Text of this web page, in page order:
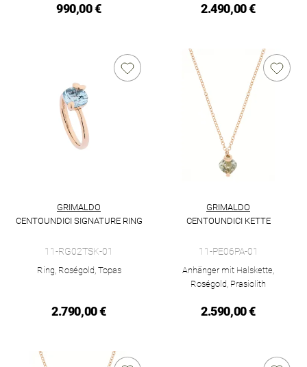
990,00 € 2.490,00 €
GRIMALDO
CENTOUNDICI SIGNATURE RING
11-RG02TSK-01
Ring, Roségold, Topas
2.790,00 €
GRIMALDO
CENTOUNDICI KETTE
11-PE06PA-01
Anhänger mit Halskette,
Roségold, Prasiolith
2.590,00 €